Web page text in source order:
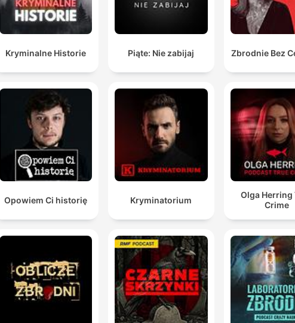
en liten bra sak i alla fall som har hänt efter det här
fallet är att innan det här så fanns det inga lagar mot
den gick igenom.
01:01:18 · Detta belyser det positiva arvet och den lagändring
som skedde till följd av tragedin.
Kryminalne Historie Piąte: Nie zabijaj Zbrodnie Bez
Opowiem Ci historię Kryminatorium
Olga Herring
Crime